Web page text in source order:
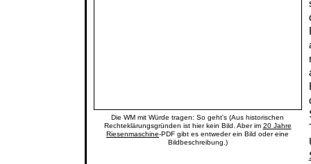
Die WM mit Würde tragen: So geht's (Aus historischen
Rechteklärungsgründen ist hier kein Bild. Aber im 20 Jahre
Riesenmaschine-PDF gibt es entweder ein Bild oder eine
Bildbeschreibung.)